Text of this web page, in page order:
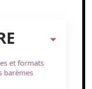
et formats
barèmes